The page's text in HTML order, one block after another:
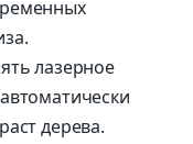
лазерное
дерева.